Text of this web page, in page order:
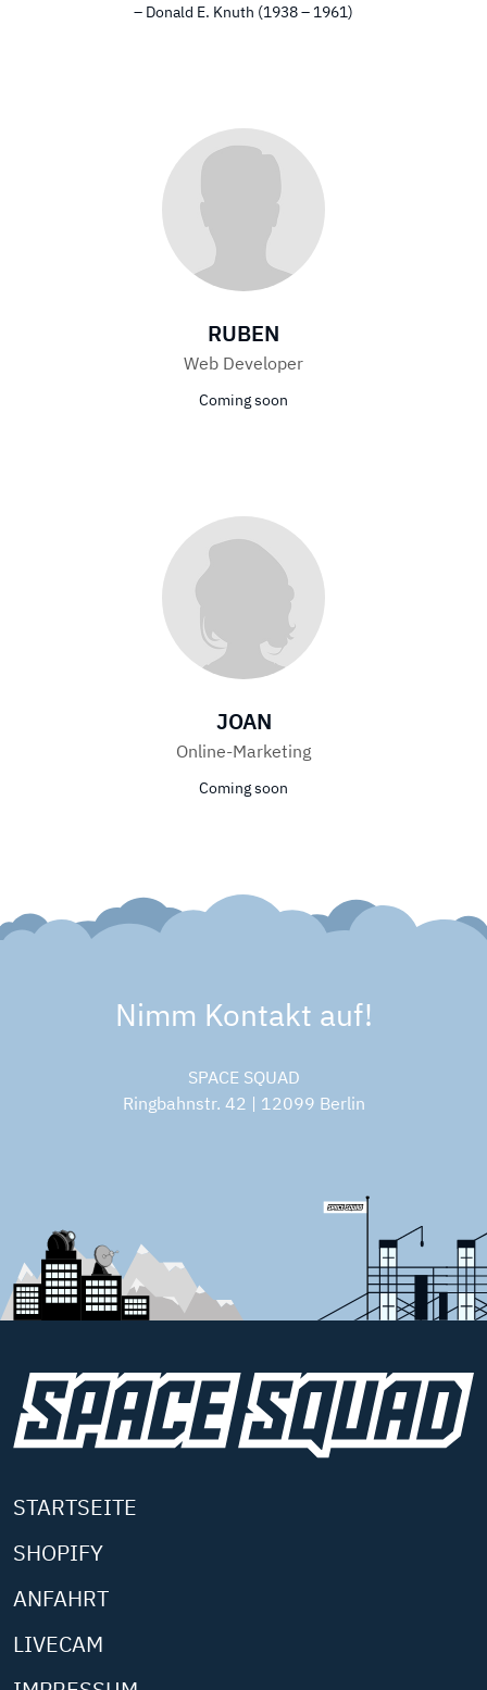
– Donald E. Knuth (1938 – 1961)
RUBEN
Web Developer
Coming soon
JOAN
Online-Marketing
Coming soon
Nimm Kontakt auf!
SPACE SQUAD
Ringbahnstr. 42 | 12099 Berlin
STARTSEITE
SHOPIFY
ANFAHRT
LIVECAM